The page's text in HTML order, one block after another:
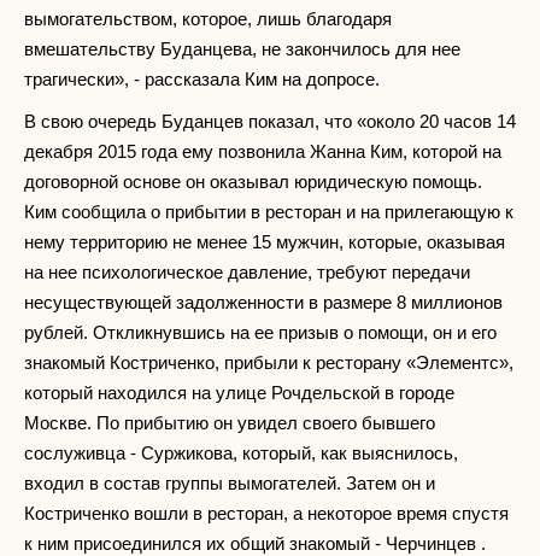
вымогательством, которое, лишь благодаря
вмешательству Буданцева, не закончилось для нее
трагически», - рассказала Ким на допросе.
В свою очередь Буданцев показал, что «около 20 часов 14
декабря 2015 года ему позвонила Жанна Ким, которой на
договорной основе он оказывал юридическую помощь.
Ким сообщила о прибытии в ресторан и на прилегающую к
нему территорию не менее 15 мужчин, которые, оказывая
на нее психологическое давление, требуют передачи
несуществующей задолженности в размере 8 миллионов
рублей. Откликнувшись на ее призыв о помощи, он и его
знакомый Костриченко, прибыли к ресторану «Элементс»,
который находился на улице Рочдельской в городе
Москве. По прибытию он увидел своего бывшего
сослуживца - Суржикова, который, как выяснилось,
входил в состав группы вымогателей. Затем он и
Костриченко вошли в ресторан, а некоторое время спустя
к ним присоединился их общий знакомый - Черчинцев .